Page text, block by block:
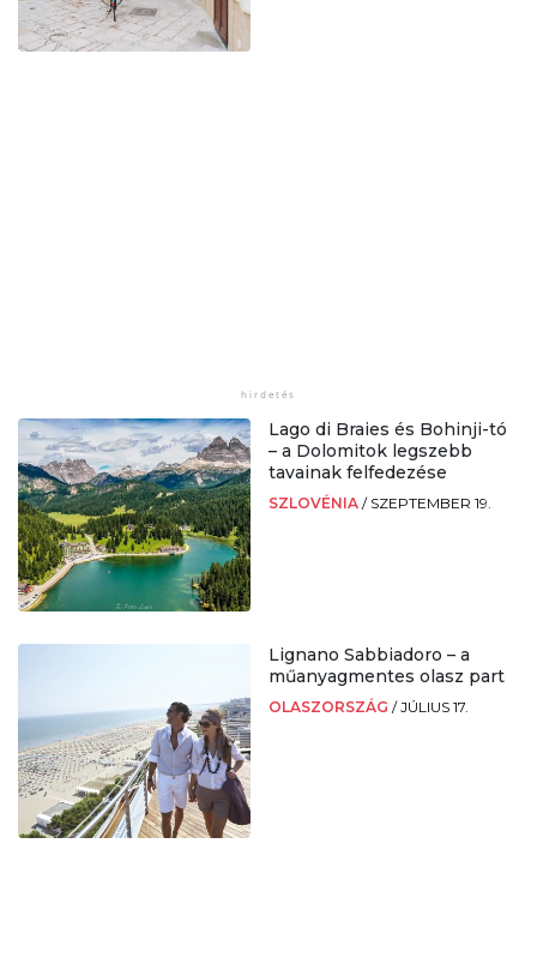
Lago di Braies és Bohinji-tó
– a Dolomitok legszebb
tavainak felfedezése
SZLOVÉNIA / SZEPTEMBER 19.
Lignano Sabbiadoro – a
műanyagmentes olasz part
OLASZORSZÁG /JÚLIUS 17.